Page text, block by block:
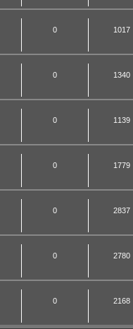
0 1017
0 1340
0 1139
0 1779
0 2837
0 2780
0 2168